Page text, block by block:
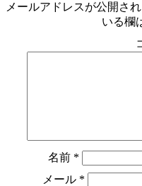
メールアドレスが公開さ
いる欄
名前 *
メール *